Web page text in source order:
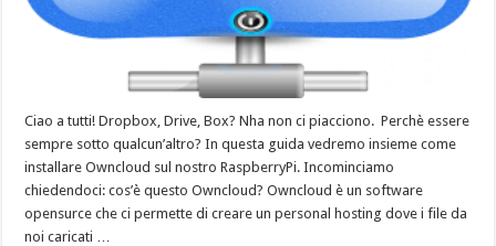
Ciao a tutti! Dropbox, Drive, Box? Nha non ci piacciono. Perchè essere
sempre sotto qualcun’altro? In questa guida vedremo insieme come
installare Owncloud sul nostro RaspberryPi. Incominciamo
chiedendoci: cos’è questo Owncloud? Owncloud è un software
opensurce che ci permette di creare un personal hosting dove i file da
noi caricati …